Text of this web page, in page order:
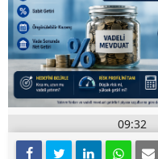
09:32